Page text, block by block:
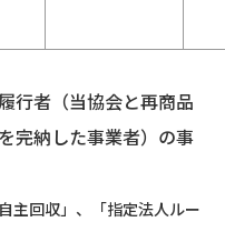
行者（当協会と再商品
完納した事業者）の事
主回収」、「指定法人ルー